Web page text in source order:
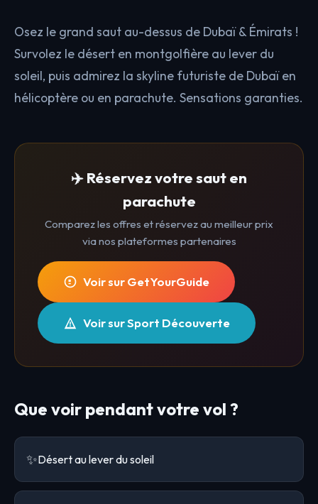
Osez le grand saut au-dessus de Dubaï & Émirats !
Survolez le désert en montgolfière au lever du
soleil, puis admirez la skyline futuriste de Dubaï en
hélicoptère ou en parachute. Sensations garanties.
✈️ Réservez votre saut en
parachute
Comparez les offres et réservez au meilleur prix
via nos plateformes partenaires
Voir sur GetYourGuide
Voir sur Sport Découverte
Que voir pendant votre vol ?
✨Désert au lever du soleil